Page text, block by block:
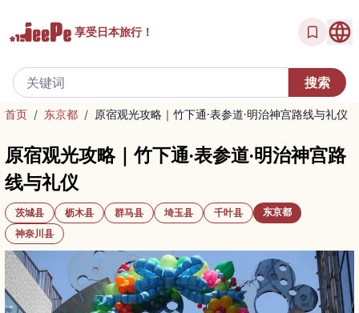
享受日本旅行！
首页 / 东京都 / 原宿观光攻略｜竹下通·表参道·明治神宫路线与礼仪
原宿观光攻略｜竹下通·表参道·明治神宫路
线与礼仪
茨城县 枥木县 群马县 埼玉县 千叶县
东京都
神奈川县